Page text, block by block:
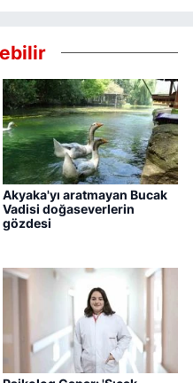
Akyaka'yı aratmayan Bucak
Vadisi doğaseverlerin
gözdesi